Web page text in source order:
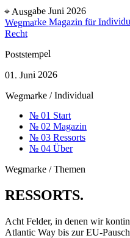
⌖ Ausgabe Juni 2026
Wegmarke Magazin für
Recht
Poststempel
01. Juni 2026
Wegmarke / Individual
№ 01 Start
№ 02 Magazin
№ 03 Ressorts
№ 04 Über
Wegmarke / Themen
RESSORTS.
Acht Felder, in denen wir
Atlantic Way bis zur EU-